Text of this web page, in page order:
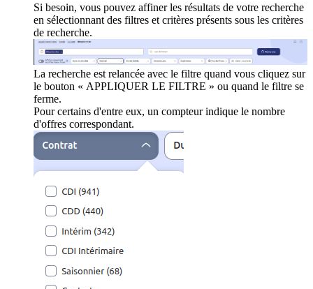
Si besoin, vous pouvez affiner les résultats de votre recherche
en sélectionnant des filtres et critères présents sous les critères
de recherche.
La recherche est relancée avec le filtre quand vous cliquez sur
le bouton « APPLIQUER LE FILTRE » ou quand le filtre se
ferme.
Pour certains d'entre eux, un compteur indique le nombre
d'offres correspondant.